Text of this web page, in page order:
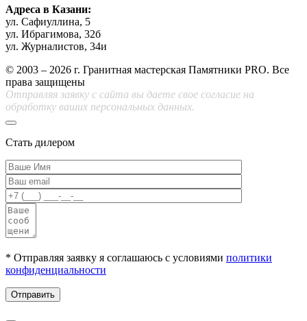
Адреса в Казани:
ул. Сафиуллина, 5
ул. Ибрагимова, 32б
ул. Журналистов, 34и
© 2003 – 2026 г. Гранитная мастерская Памятники PRO. Все
права защищены
Отправляя заявку с сайта вы даете свое согласие на
обработку ваших персональных данных.
Стать дилером
* Отправляя заявку я соглашаюсь с условиями политики
конфиденциальности